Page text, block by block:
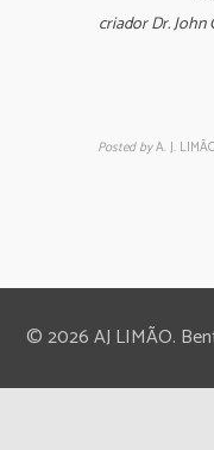
criador Dr. John
Posted byA. J.
© 2026 AJ LIMÃO.